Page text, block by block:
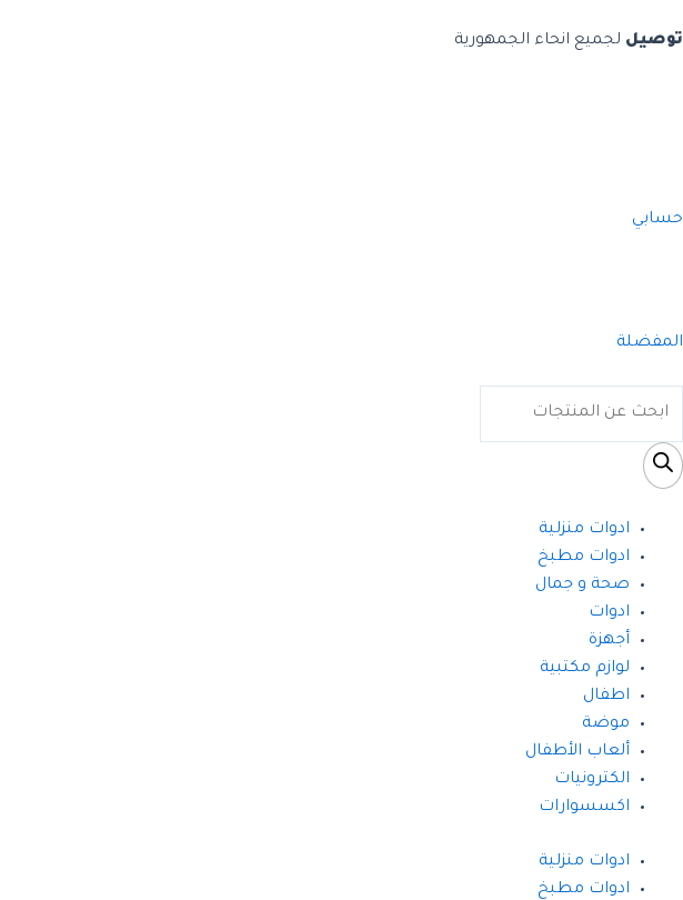
توصيل لجميع انحاء الجمهورية
حسابي
المفضلة
ادوات منزلية
ادوات مطبخ
صحة و جمال
ادوات
أجهزة
لوازم مكتبية
اطفال
موضة
ألعاب الأطفال
الكترونيات
اكسسوارات
ادوات منزلية
ادوات مطبخ